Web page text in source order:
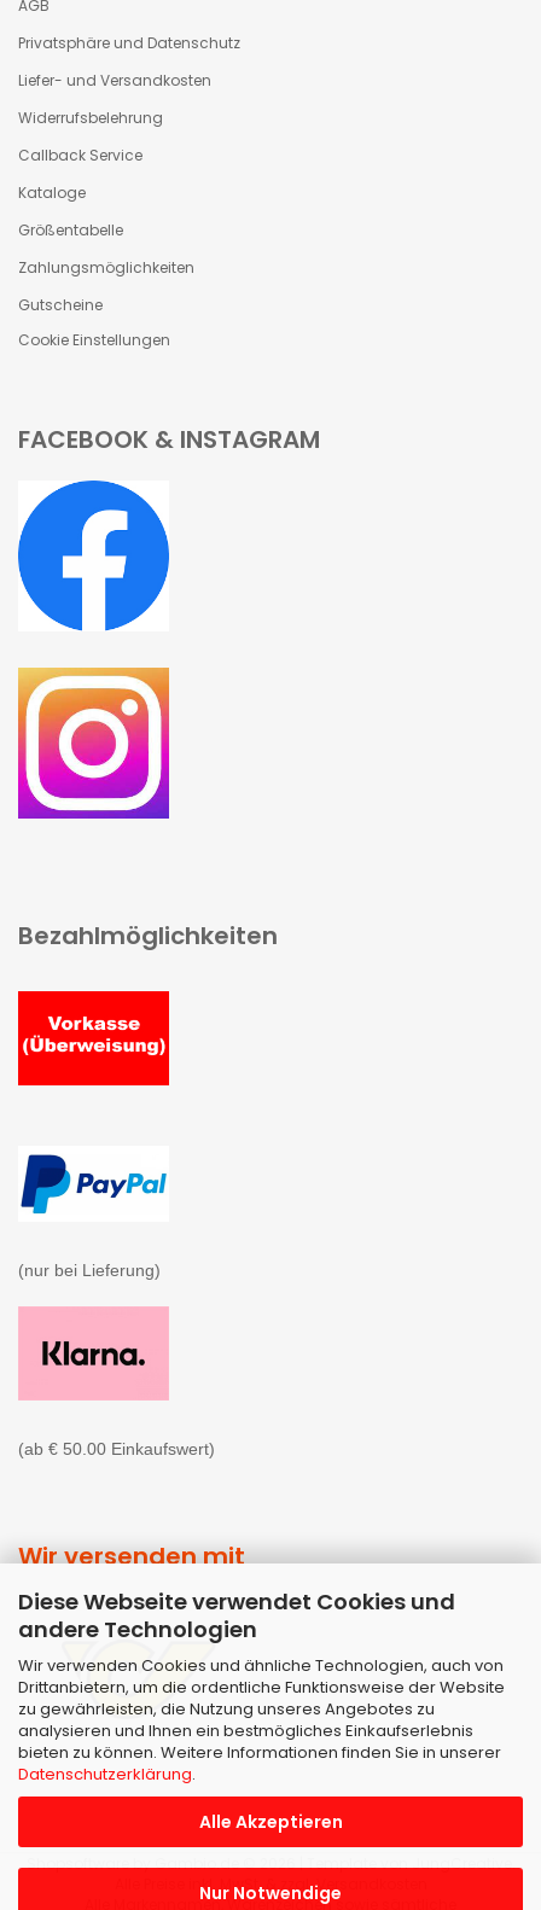
Diese Webseite verwendet Cookies und
andere Technologien
Wir verwenden Cookies und ähnliche Technologien, auch von
Drittanbietern, um die ordentliche Funktionsweise der Website
zu gewährleisten, die Nutzung unseres Angebotes zu
analysieren und Ihnen ein bestmögliches Einkaufserlebnis
bieten zu können. Weitere Informationen finden Sie in unserer
Datenschutzerklärung.
Alle Akzeptieren
Nur Notwendige
AGB
Privatsphäre und Datenschutz
Liefer- und Versandkosten
Widerrufsbelehrung
Callback Service
Kataloge
Größentabelle
Zahlungsmöglichkeiten
Gutscheine
Cookie Einstellungen
FACEBOOK & INSTAGRAM
Bezahlmöglichkeiten
(nur bei Lieferung)
(ab € 50.00 Einkaufswert)
Wir versenden mit
Shopsoftwareby Gambio.de © 2026 | Template vonJungCreative.
Alle Preise inkl. MwSt. & zzgl. Versandkosten
Alle Markennamen, Warenzeichen sowie sämtliche